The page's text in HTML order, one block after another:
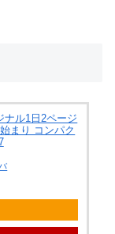
ナル1日2ページ
まり コンパク